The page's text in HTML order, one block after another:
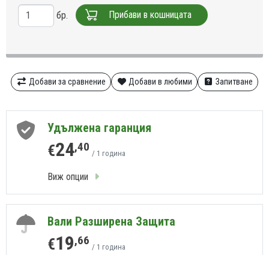
бр. Прибави в кошницата
Добави за сравнение Добави в любими Запитване
Удължена гаранция
€24,40 / 1 година
Виж опции
Вали Разширена Защита
€19,66 / 1 година